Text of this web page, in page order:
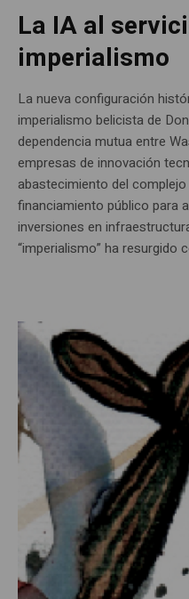
La IA al
imperialismo
La nueva configuración
imperialismo belicista de
dependencia mutua entre
empresas de innovación
abastecimiento del
financiamiento público para
inversiones en
“imperialismo” ha resurgido